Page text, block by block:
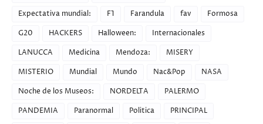
Expectativa mundial:
F1 Farandula fav
Formosa
G20
HACKERS Halloween:
Internacionales
LANUCCA
Medicina Mendoza:
MISERY
MISTERIO
Mundial Mundo Nac&Pop
NASA
Noche de los Museos:
NORDELTA
PALERMO
PANDEMIA
Paranormal Politica PRINCIPAL